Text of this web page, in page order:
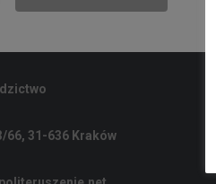
66, 31-636 Kraków